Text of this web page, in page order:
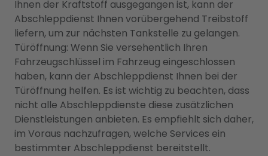
Ihnen der Kraftstoff ausgegangen ist, kann der
Abschleppdienst Ihnen vorübergehend Treibstoff
liefern, um zur nächsten Tankstelle zu gelangen.
Türöffnung: Wenn Sie versehentlich Ihren
Fahrzeugschlüssel im Fahrzeug eingeschlossen
haben, kann der Abschleppdienst Ihnen bei der
Türöffnung helfen. Es ist wichtig zu beachten, dass
nicht alle Abschleppdienste diese zusätzlichen
Dienstleistungen anbieten. Es empfiehlt sich daher,
im Voraus nachzufragen, welche Services ein
bestimmter Abschleppdienst bereitstellt.